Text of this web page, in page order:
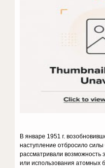
В январе 1951 г.
наступление отбросило
рассматривали возможность
или использования атомных